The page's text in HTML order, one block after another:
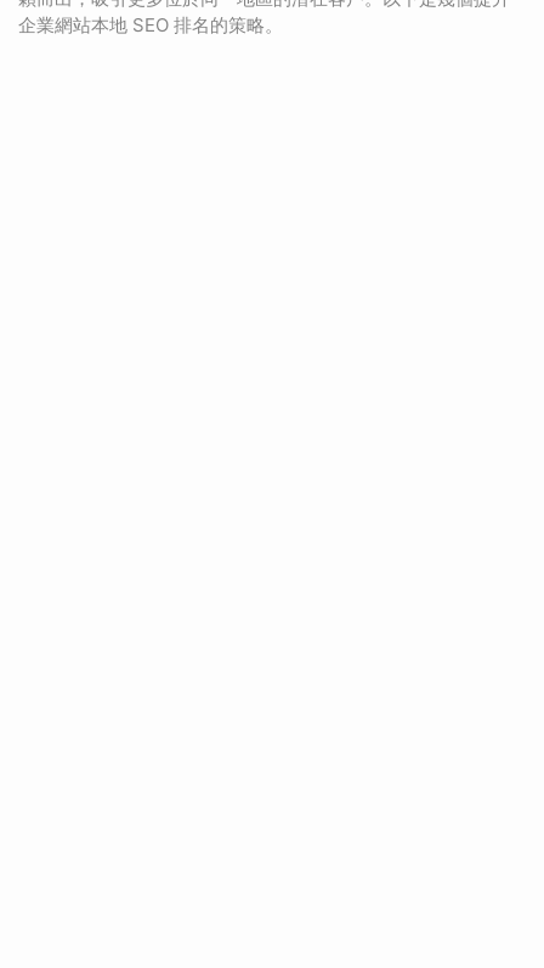
企業網站本地 SEO 排名的策略。